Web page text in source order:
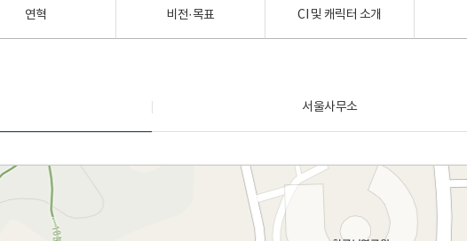
연혁 비전·목표 CI 및 캐릭터 소개
서울사무소